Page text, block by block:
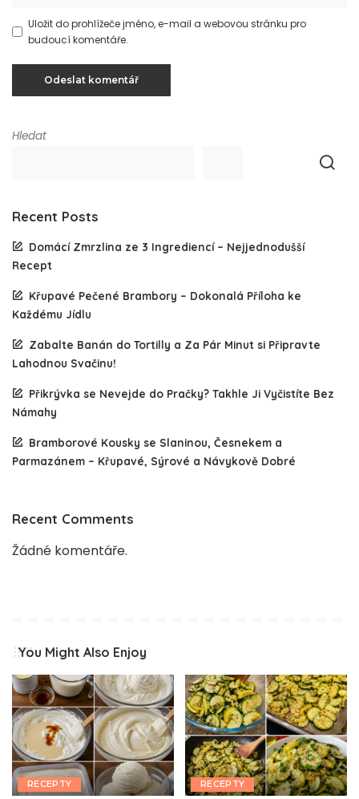
Uložit do prohlížeče jméno, e-mail a webovou stránku pro
budoucí komentáře.
Hledat
Recent Posts
Domácí Zmrzlina ze 3 Ingrediencí – Nejjednodušší
Recept
Křupavé Pečené Brambory – Dokonalá Příloha ke
Každému Jídlu
Zabalte Banán do Tortilly a Za Pár Minut si Připravte
Lahodnou Svačinu!
Přikrývka se Nevejde do Pračky? Takhle Ji Vyčistíte Bez
Námahy
Bramborové Kousky se Slaninou, Česnekem a
Parmazánem – Křupavé, Sýrové a Návykově Dobré
Recent Comments
Žádné komentáře.
You Might Also Enjoy
RECEPTY RECEPTY